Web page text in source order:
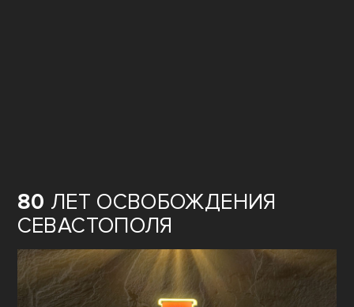
80 ЛЕТ ОСВОБОЖДЕНИЯ
СЕВАСТОПОЛЯ